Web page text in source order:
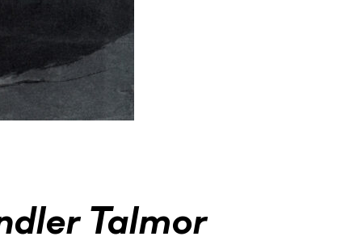
Talmor